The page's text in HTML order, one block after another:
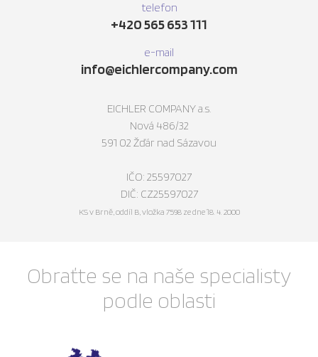
telefon
+420 565 653 111
e-mail
info@eichlercompany.com
EICHLER COMPANY a.s.
Nová 486/32
591 02 Žďár nad Sázavou
IČO: 25597027
DIČ: CZ25597027
KS v Brně, oddíl B, vložka 7598 ze dne 18. 4. 2000
Obraťte se na naše specialisty
podle oblasti